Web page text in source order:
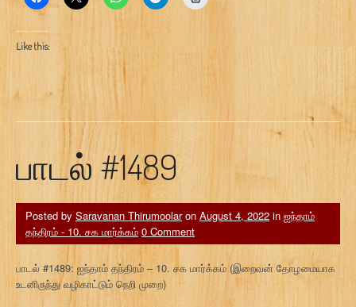
Like this:
பாடல் #1489
Posted by Saravanan Thirumoolaron August 4, 2022 in ஐந்தாம்
தந்திரம் - 10. சக மார்க்கம் 0 Comment
பாடல் #1489: ஐந்தாம் தந்திரம் – 10. சக மார்க்கம் (இறைவன் தோழமையாக
உடனிருந்து வழிகாட்டும் நெறி முறை)